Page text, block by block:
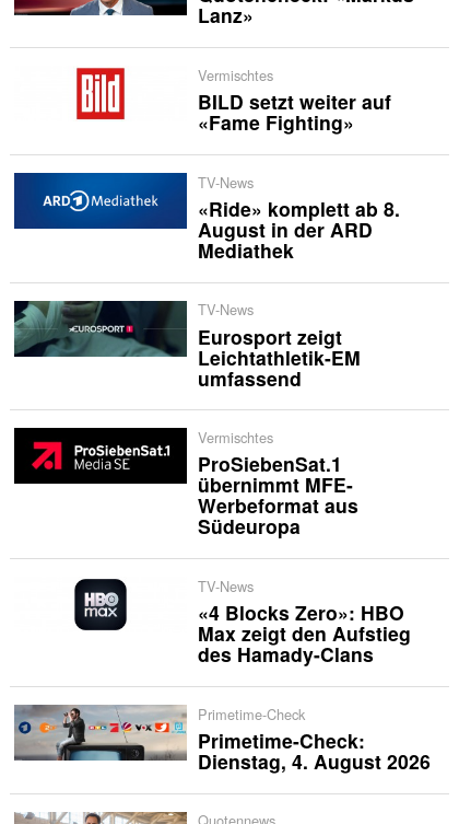
Lanz»
Vermischtes
BILD setzt weiter auf
«Fame Fighting»
TV-News
«Ride» komplett ab 8.
August in der ARD
Mediathek
TV-News
Eurosport zeigt
Leichtathletik-EM
umfassend
Vermischtes
ProSiebenSat.1
übernimmt MFE-
Werbeformat aus
Südeuropa
TV-News
«4 Blocks Zero»: HBO
Max zeigt den Aufstieg
des Hamady-Clans
Primetime-Check
Primetime-Check:
Dienstag, 4. August 2026